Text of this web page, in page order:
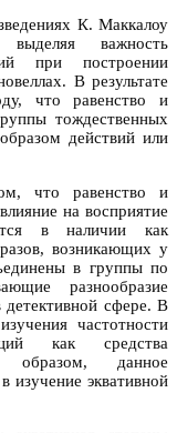
К. Маккалоу
важность
при построении
В результате
что равенство и
тождественных
действий или
что равенство и
на восприятие
в наличии как
возникающих у
в группы по
разнообразие
детективной сфере. В
частотности
как средства
образом, данное
изучение эквативной